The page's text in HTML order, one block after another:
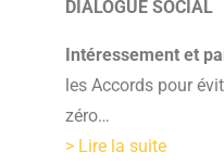
DIALOGUE SOCIAL
Intéressement et
les Accords pour
zéro…
> Lire la suite